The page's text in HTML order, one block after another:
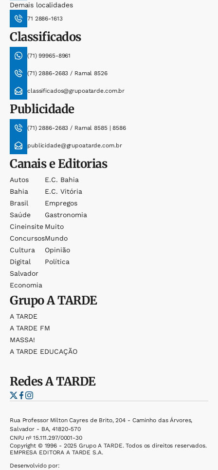
Demais localidades
71 2886-1613
Classificados
(71) 99965-8961
(71) 2886-2683 / Ramal 8526
classificados@grupoatarde.com.br
Publicidade
(71) 2886-2683 / Ramal 8585 | 8586
publicidade@grupoatarde.com.br
Canais e Editorias
Autos
Bahia
Brasil
Saúde
Cineinsite
Concursos
Cultura
Digital
Salvador
Economia
E.c. Bahia
E.c. Vitória
Empregos
Gastronomia
Muito
Mundo
Opinião
Política
GrupoA TARDE
A TARDE
A TARDE FM
MASSA!
A TARDE EDUCAÇÃO
RedesA TARDE
Rua Professor Milton Cayres de Brito, 204 - Caminho das Árvores,
Salvador - BA, 41820-570
CNPJ nº 15.111.297/0001-30
Copyright © 1996 - 2025 Grupo A TARDE. Todos os direitos reservados.
EMPRESA EDITORA A TARDE S.A.
Desenvolvido por: